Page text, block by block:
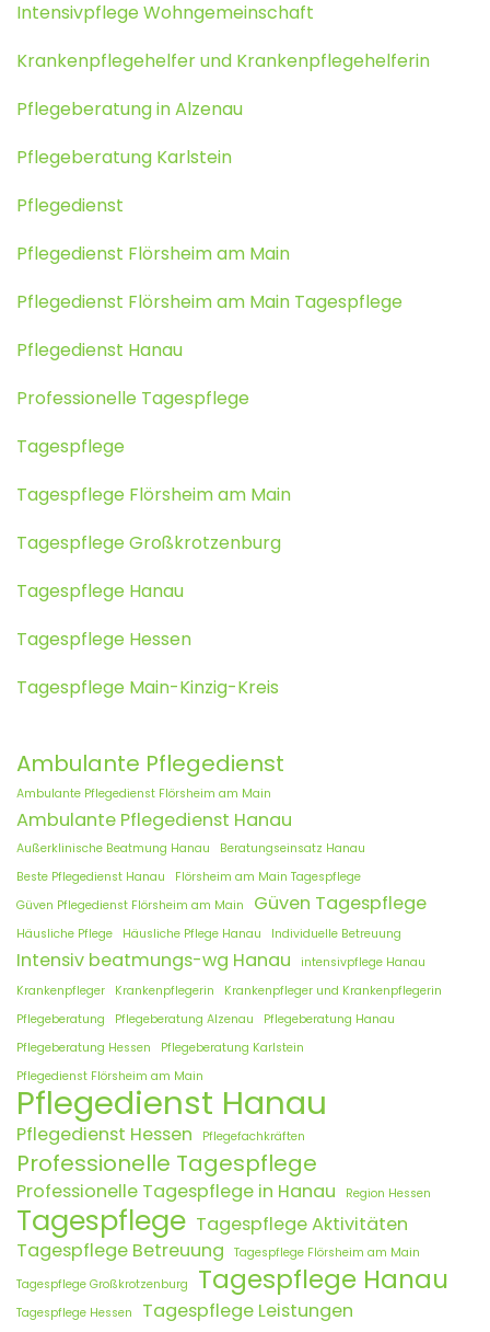
Intensivpflege Wohngemeinschaft
Krankenpflegehelfer und Krankenpflegehelferin
Pflegeberatung in Alzenau
Pflegeberatung Karlstein
Pflegedienst
Pflegedienst Flörsheim am Main
Pflegedienst Flörsheim am Main Tagespflege
Pflegedienst Hanau
Professionelle Tagespflege
Tagespflege
Tagespflege Flörsheim am Main
Tagespflege Großkrotzenburg
Tagespflege Hanau
Tagespflege Hessen
Tagespflege Main-Kinzig-Kreis
Ambulante Pflegedienst
Ambulante Pflegedienst Flörsheim am Main
Ambulante Pflegedienst Hanau
Außerklinische Beatmung Hanau
Beratungseinsatz Hanau
Beste Pflegedienst Hanau
Flörsheim am Main Tagespflege
Güven Pflegedienst Flörsheim am Main
Güven Tagespflege
Häusliche Pflege Häusliche Pflege Hanau Individuelle Betreuung
Intensiv beatmungs-wg Hanau
intensivpflege Hanau
Krankenpfleger
Krankenpflegerin
Krankenpfleger und Krankenpflegerin
Pflegeberatung
Pflegeberatung Alzenau
Pflegeberatung Hanau
Pflegeberatung Hessen
Pflegeberatung Karlstein
Pflegedienst Flörsheim am Main
Pflegedienst Hanau
Pflegedienst Hessen Pflegefachkräften
Professionelle Tagespflege
Professionelle Tagespflege in Hanau Region Hessen
Tagespflege Tagespflege Aktivitäten
Tagespflege Betreuung
Tagespflege Flörsheim am Main
Tagespflege Großkrotzenburg
Tagespflege Hanau
Tagespflege Hessen Tagespflege Leistungen